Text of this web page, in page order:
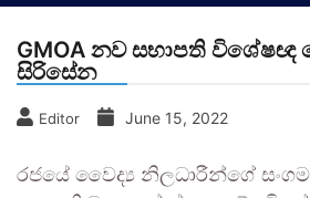
GMOA නව සභාපති විශේෂඥ
සිරිසේන
Editor June 15, 2022
රජයේ වෛද්‍ය නිලධාරීන්ගේ